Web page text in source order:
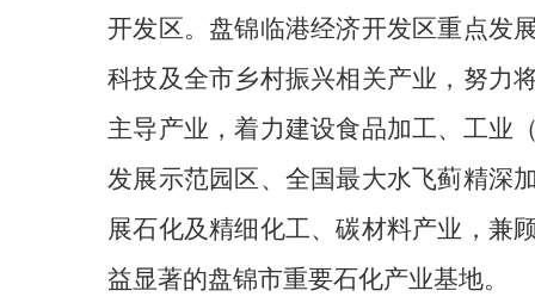
开发区。盘锦临港经济开发区重点发
科技及全市乡村振兴相关产业，努力
主导产业，着力建设食品加工、工业
发展示范园区、全国最大水飞蓟精深
展石化及精细化工、碳材料产业，兼
益显著的盘锦市重要石化产业基地。